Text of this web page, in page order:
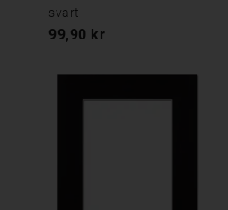
svart
99,90 kr